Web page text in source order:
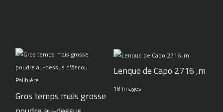
Gros temps mais grosse
Lenquo de Capo 2716 ,m
18 Images